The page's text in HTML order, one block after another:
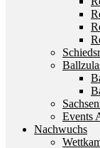
Events
Nachwuchs